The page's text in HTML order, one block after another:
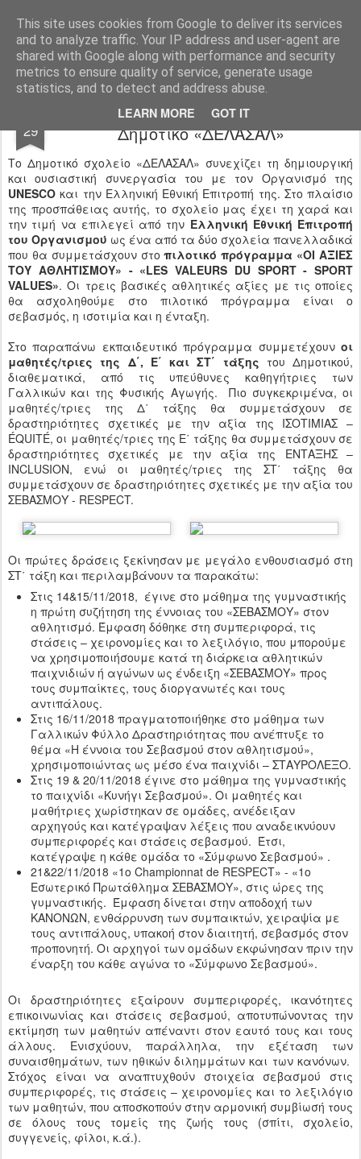
This site uses cookies from Google to deliver its services
and to analyze traffic. Your IP address and user-agent are
shared with Google along with performance and security
metrics to ensure quality of service, generate usage
statistics, and to detect and address abuse.
LEARN MORE GOT IT
Ιδιωτικό Δημοτικό Σχολείο "Ι.Μ.ΔΕΛΑΣΑΛ"
29
Πιλοτικό πρόγραμμα UNESCO στο
Δημοτικό «ΔΕΛΑΣΑΛ»
Το Δημοτικό σχολείο «ΔΕΛΑΣΑΛ» συνεχίζει τη δημιουργική
και ουσιαστική συνεργασία του με τον Οργανισμό της
UNESCOκαι την Eλληνική Εθνική Eπιτροπή της. Στο πλαίσιο
της προσπάθειας αυτής, το σχολείο μας έχει τη χαρά και
την τιμή να επιλεγεί από την Ελληνική Εθνική Επιτροπή
του Οργανισμού ως ένα από τα δύο σχολεία πανελλαδικά
που θα συμμετάσχουν στοπιλοτικό πρόγραμμα «ΟΙ ΑΞΙΕΣ
ΤΟΥ ΑΘΛΗΤΙΣΜΟΥ» - «LES VALEURS DU SPORT - SPORT
VALUES». Οι τρεις βασικές αθλητικές αξίες με τις οποίες
θα ασχοληθούμε στο πιλοτικό πρόγραμμα είναι ο
σεβασμός, η ισοτιμία και η ένταξη.
Στο παραπάνω εκπαιδευτικό πρόγραμμα συμμετέχουν οι
μαθητές/τριες της Δ΄, Ε΄ και ΣΤ΄ τάξης του Δημοτικού,
διαθεματικά, από τις υπεύθυνες καθηγήτριες των
Γαλλικών και της Φυσικής Αγωγής. Πιο συγκεκριμένα, οι
μαθητές/τριες της Δ΄ τάξης θα συμμετάσχουν σε
δραστηριότητες σχετικές με την αξία της ΙΣΟΤΙΜΙΑΣ –
ÉQUITÉ, οι μαθητές/τριες της Ε΄ τάξης θα συμμετάσχουν σε
δραστηριότητες σχετικές με την αξία της ΕΝΤΑΞΗΣ –
INCLUSION, ενώ οι μαθητές/τριες της ΣΤ΄ τάξης θα
συμμετάσχουν σε δραστηριότητες σχετικές με την αξία του
ΣΕΒΑΣΜΟΥ - RESPECT.
Οι πρώτες δράσεις ξεκίνησαν με μεγάλο ενθουσιασμό στη
ΣΤ΄ τάξη και περιλαμβάνουν τα παρακάτω:
Στις 14&15/11/2018, έγινε στο μάθημα της γυμναστικής
η πρώτη συζήτηση της έννοιας του «ΣΕΒΑΣΜΟΥ» στον
αθλητισμό. Έμφαση δόθηκε στη συμπεριφορά, τις
στάσεις – χειρονομίες και το λεξιλόγιο, που μπορούμε
να χρησιμοποιήσουμε κατά τη διάρκεια αθλητικών
παιχνιδιών ή αγώνων ως ένδειξη «ΣΕΒΑΣΜΟΥ» προς
τους συμπαίκτες, τους διοργανωτές και τους
αντιπάλους.
Στις 16/11/2018 πραγματοποιήθηκε στο μάθημα των
Γαλλικών Φύλλο Δραστηριότητας που ανέπτυξε το
θέμα «Η έννοια του Σεβασμού στον αθλητισμού»,
χρησιμοποιώντας ως μέσο ένα παιχνίδι – ΣΤΑΥΡΟΛΕΞΟ.
Στις 19 & 20/11/2018 έγινε στο μάθημα της γυμναστικής
το παιχνίδι «Κυνήγι Σεβασμού». Οι μαθητές και
μαθήτριες χωρίστηκαν σε ομάδες, ανέδειξαν
αρχηγούς και κατέγραψαν λέξεις που αναδεικνύουν
συμπεριφορές και στάσεις σεβασμού. Έτσι,
κατέγραψε η κάθε ομάδα το «Σύμφωνο Σεβασμού» .
21&22/11/2018 «1ο Championnat de RESPECT» - «1ο
Εσωτερικό Πρωτάθλημα ΣΕΒΑΣΜΟΥ», στις ώρες της
γυμναστικής. Έμφαση δίνεται στην αποδοχή των
ΚΑΝΟΝΩΝ, ενθάρρυνση των συμπαικτών, χειραψία με
τους αντιπάλους, υπακοή στον διαιτητή, σεβασμός στον
προπονητή. Οι αρχηγοί των ομάδων εκφώνησαν πριν την
έναρξη του κάθε αγώνα το «Σύμφωνο Σεβασμού».
Οι δραστηριότητες εξαίρουν συμπεριφορές, ικανότητες
επικοινωνίας και στάσεις σεβασμού, αποτυπώνοντας την
εκτίμηση των μαθητών απέναντι στον εαυτό τους και τους
άλλους. Ενισχύουν, παράλληλα, την εξέταση των
συναισθημάτων, των ηθικών διλημμάτων και των κανόνων.
Στόχος είναι να αναπτυχθούν στοιχεία σεβασμού στις
συμπεριφορές, τις στάσεις – χειρονομίες και το λεξιλόγιο
των μαθητών, που αποσκοπούν στην αρμονική συμβίωσή τους
σε όλους τους τομείς της ζωής τους (σπίτι, σχολείο,
συγγενείς, φίλοι, κ.ά.).